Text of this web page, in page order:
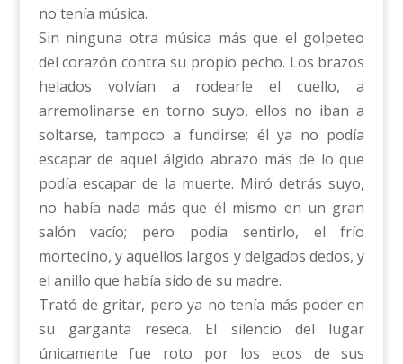
no tenía música.
Sin ninguna otra música más que el golpeteo
del corazón contra su propio pecho. Los brazos
helados volvían a rodearle el cuello, a
arremolinarse en torno suyo, ellos no iban a
soltarse, tampoco a fundirse; él ya no podía
escapar de aquel álgido abrazo más de lo que
podía escapar de la muerte. Miró detrás suyo,
no había nada más que él mismo en un gran
salón vacío; pero podía sentirlo, el frío
mortecino, y aquellos largos y delgados dedos, y
el anillo que había sido de su madre.
Trató de gritar, pero ya no tenía más poder en
su garganta reseca. El silencio del lugar
únicamente fue roto por los ecos de sus